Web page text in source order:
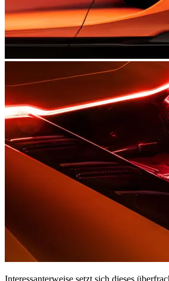
Interessanterweise setzt sich dieses